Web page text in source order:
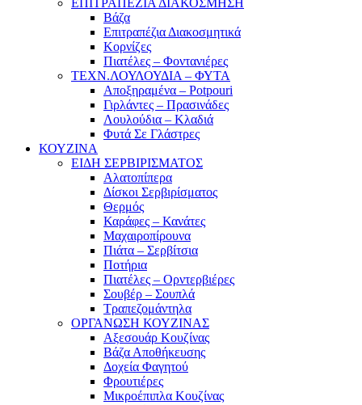
ΕΠΙΤΡΑΠΕΖΙΑ ΔΙΑΚΟΣΜΗΣΗ
Βάζα
Επιτραπέζια Διακοσμητικά
Κορνίζες
Πιατέλες – Φοντανιέρες
ΤΕΧΝ.ΛΟΥΛΟΥΔΙΑ – ΦΥΤΑ
Αποξηραμένα – Potpouri
Γιρλάντες – Πρασινάδες
Λουλούδια – Κλαδιά
Φυτά Σε Γλάστρες
ΚΟΥΖΙΝΑ
ΕΙΔΗ ΣΕΡΒΙΡΙΣΜΑΤΟΣ
Αλατοπίπερα
Δίσκοι Σερβιρίσματος
Θερμός
Καράφες – Κανάτες
Μαχαιροπίρουνα
Πιάτα – Σερβίτσια
Ποτήρια
Πιατέλες – Ορντερβιέρες
Σουβέρ – Σουπλά
Τραπεζομάντηλα
ΟΡΓΑΝΩΣΗ ΚΟΥΖΙΝΑΣ
Αξεσουάρ Κουζίνας
Βάζα Αποθήκευσης
Δοχεία Φαγητού
Φρουτιέρες
Μικροέπιπλα Κουζίνας